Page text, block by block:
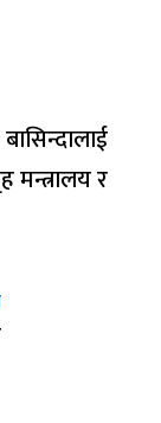
मन्त्रालय र